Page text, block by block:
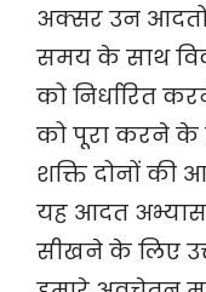
अक्सर उन आदतों
समय के साथ
को निर्धारित
को पूरा करने के
शक्ति दोनों की
यह आदत
सीखने के लिए